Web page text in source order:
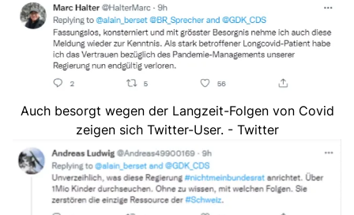
Auch besorgt wegen der Langzeit-Folgen von Covid
zeigen sich Twitter-User. - Twitter